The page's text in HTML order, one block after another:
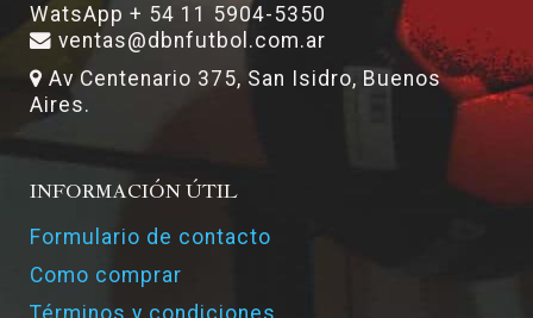
WatsApp + 54 11 5904-5350
ventas@dbnfutbol.com.ar
Av Centenario 375, San Isidro, Buenos
Aires.
INFORMACIÓN ÚTIL
Formulario de contacto
Como comprar
Términos y condiciones